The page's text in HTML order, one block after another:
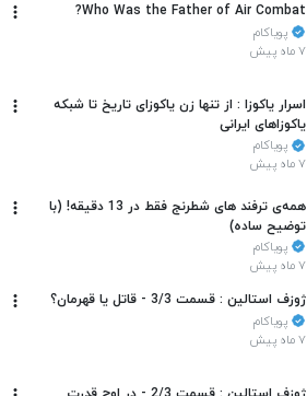
Who Was the Father of Air Combat?
پویاکام
۷ ماه پیش
اسرار یاکوزا : از تنها زن یاکوزای تاریخ تا شبکه
یاکوزاهای ایرانی
پویاکام
۷ ماه پیش
همه‌ی ترفند های شطرنج فقط در 13 دقیقه! (با
توضیح ساده)
پویاکام
۷ ماه پیش
ژوزف استالین : قسمت 3/3 - قاتل یا قهرمان؟
پویاکام
۷ ماه پیش